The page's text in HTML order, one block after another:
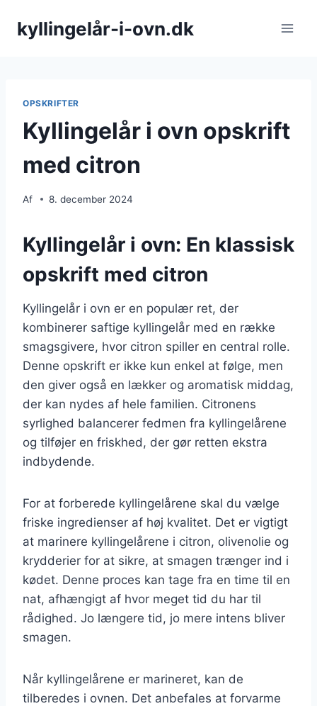
kyllingelår-i-ovn.dk
OPSKRIFTER
Kyllingelår i ovn opskrift
med citron
Af 8. december 2024
Kyllingelår i ovn: En klassisk
opskrift med citron
Kyllingelår i ovn er en populær ret, der
kombinerer saftige kyllingelår med en række
smagsgivere, hvor citron spiller en central rolle.
Denne opskrift er ikke kun enkel at følge, men
den giver også en lækker og aromatisk middag,
der kan nydes af hele familien. Citronens
syrlighed balancerer fedmen fra kyllingelårene
og tilføjer en friskhed, der gør retten ekstra
indbydende.
For at forberede kyllingelårene skal du vælge
friske ingredienser af høj kvalitet. Det er vigtigt
at marinere kyllingelårene i citron, olivenolie og
krydderier for at sikre, at smagen trænger ind i
kødet. Denne proces kan tage fra en time til en
nat, afhængigt af hvor meget tid du har til
rådighed. Jo længere tid, jo mere intens bliver
smagen.
Når kyllingelårene er marineret, kan de
tilberedes i ovnen. Det anbefales at forvarme